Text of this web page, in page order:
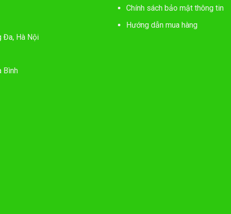
Đa, Hà Nội
Bình
Chính sách bảo mật thông tin
Hướng dẫn mua hàng